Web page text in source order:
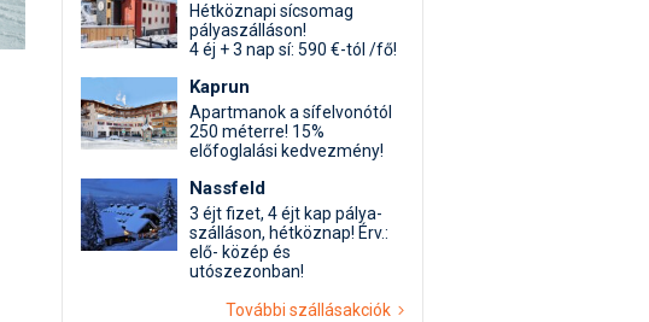
Hétköznapi sícsomag
pályaszálláson!
4 éj + 3 nap sí: 590 €-tól /fő!
Kaprun
Apartmanok a sífelvonótól
250 méterre! 15%
előfoglalási kedvezmény!
Nassfeld
3 éjt fizet, 4 éjt kap pálya-
szálláson, hétköznap! Érv.:
elő- közép és
utószezonban!
További szállásakciók